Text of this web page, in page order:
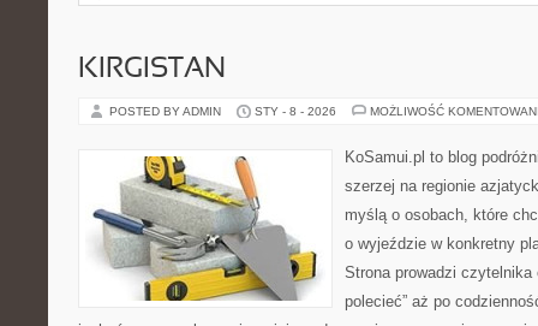
KIRGISTAN
POSTED BY ADMIN STY - 8 - 2026 MOŻLIWOŚĆ
KoSamui.pl to blog
szerzej na regionie
myślą o osobach, które
o wyjeździe w konkretny
Strona prowadzi czytelnika
polecieć” aż po